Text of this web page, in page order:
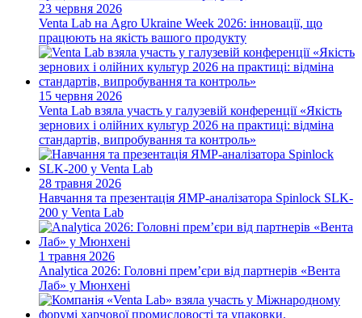
23 червня 2026
Venta Lab на Agro Ukraine Week 2026: інновації, що
працюють на якість вашого продукту
15 червня 2026
Venta Lab взяла участь у галузевій конференції «Якість
зернових і олійних культур 2026 на практиці: відміна
стандартів, випробування та контроль»
28 травня 2026
Навчання та презентація ЯМР-аналізатора Spinlock SLK-
200 у Venta Lab
1 травня 2026
Analytica 2026: Головні прем’єри від партнерів «Вента
Лаб» у Мюнхені